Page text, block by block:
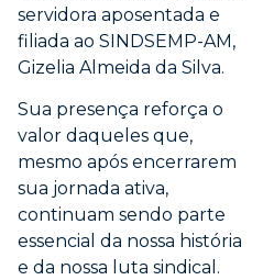
servidora aposentada e
filiada ao SINDSEMP-AM,
Gizelia Almeida da Silva.
Sua presença reforça o
valor daqueles que,
mesmo após encerrarem
sua jornada ativa,
continuam sendo parte
essencial da nossa história
e da nossa luta sindical.